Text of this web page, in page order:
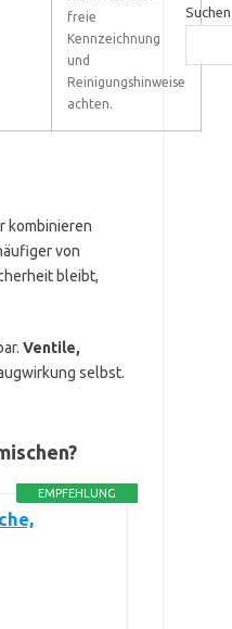
freie
Kennzeichnung
und
Reinigungshinweise
achten.
kombinieren
von
bleibt,
Ventile,
selbst.
EMPFEHLUNG
Suchen